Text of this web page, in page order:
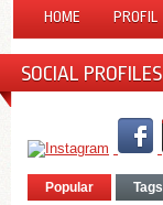
HOME PROFIL
SOCIAL PROFILES
Popular Tags